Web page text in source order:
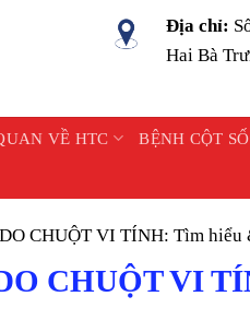
Địa chỉ:
Hai Bà
VỀ HTC BỆNH CỘT
CHUỘT VI TÍNH: Tìm hiểu
CHUỘT VI